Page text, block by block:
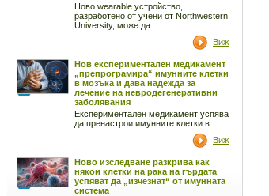
Ново wearable устройство,
разработено от учени от Northwestern
University, може да...
Виж
Нов експериментален медикамент
„препрограмира“ имунните клетки
в мозъка и дава надежда за
лечение на невродегенеративни
заболявания
Експериментален медикамент успява
да пренастрои имунните клетки в...
Виж
Ново изследване разкрива как
някои клетки на рака на гърдата
успяват да „изчезнат“ от имунната
система